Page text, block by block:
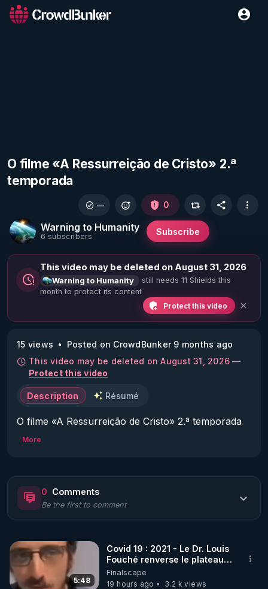
O filme «A Ressurreição de Cristo» 2.ª
temporada
Warning to Humanity
6 subscribers Subscribe
— 0
This video may be deleted on August 31, 2026
Warning to Humanity
still needs 11 Shields this
month to protect its content
Protect this video
15 views
Posted on CrowdBunker 9 months ago
This video may be deleted on August 31, 2026 —
Protect this video
Description Résumé
O filme «A Ressurreição de Cristo» 2.ª temporada
Este filme sobre a ressurreição de Jesus Cristo dá
Links para o filme «A Ressurreição de Cristo» 2.ª
https://vkpatriarhat.org/pg/ressurreicao-cristo-1a-
temporada/
temporada/
More
0 Comments
Be the first to comment
5:48
Covid 19 : 2021 - Le Dr. Louis
Fouché renverse le plateau
de CNews !
Finalscape
19 hours ago
3.2 k views